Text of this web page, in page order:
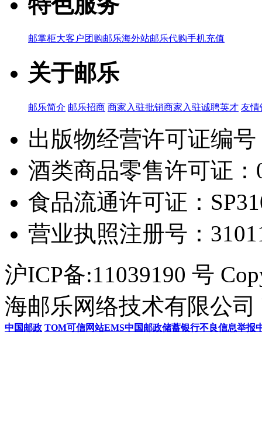
邮掌柜大客户团购邮乐海外站邮乐代购手机充值
关于邮乐
邮乐简介 邮乐招商 商家入驻批销商家入驻诚聘英才 友情
出版物经营许可证编
酒类商品零售许可证：
食品流通许可证：
营业执照注册号：
沪ICP备:11039190 号
海邮乐网络技术有限公司
中国邮政 TOM可信网站EMS中国邮政储蓄银行不良信息举报